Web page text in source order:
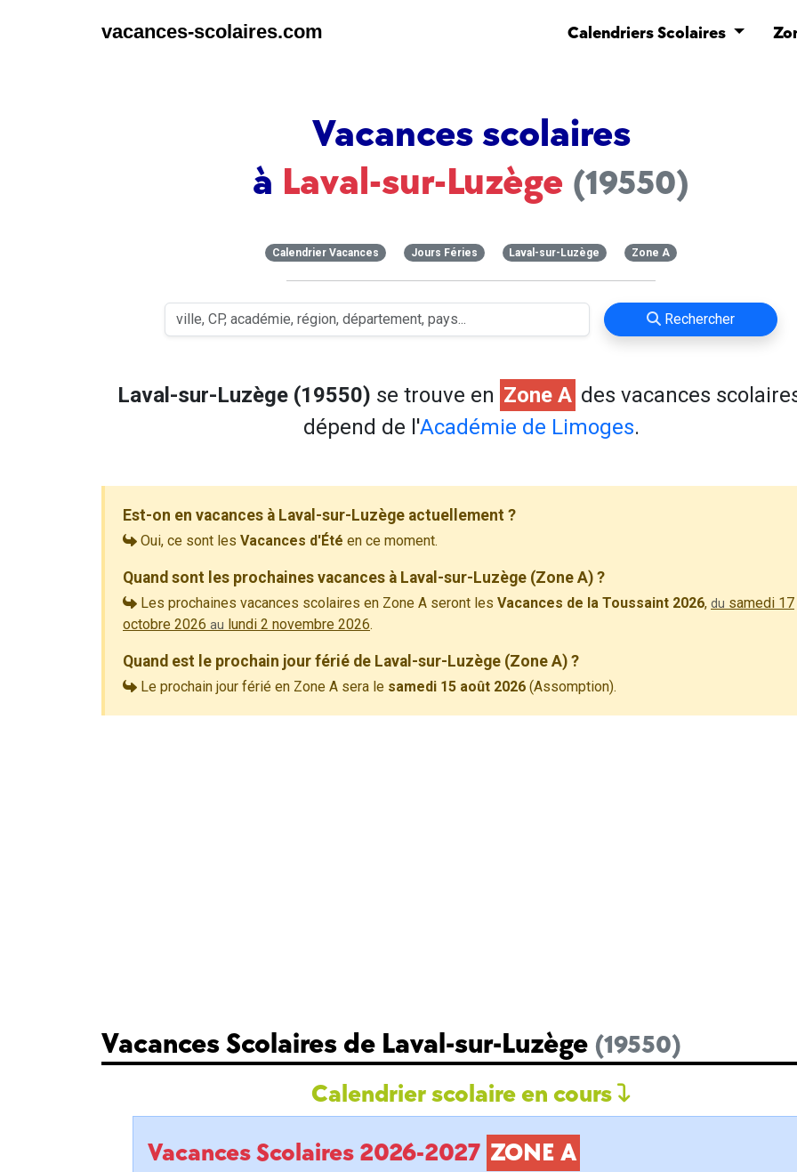
vacances-scolaires.com Calendriers Scolaires
Vacances scolaires
à Laval-sur-Luzège (19550)
Calendrier Vacances Jours Féries Laval-sur-Luzège Zone A
Rechercher
Laval-sur-Luzège (19550) se trouve en Zone A des vacances
dépend de l'Académie de Limoges.
Est-on en vacances à Laval-sur-Luzège actuellement ?
Oui, ce sont les Vacances d'Été en ce moment.
Quand sont les prochaines vacances à Laval-sur-Luzège (Zone A) ?
Les prochaines vacances scolaires en Zone A seront les Vacances de la Toussaint 2026, du samedi 17
octobre 2026 au lundi 2 novembre 2026.
Quand est le prochain jour férié de Laval-sur-Luzège (Zone A) ?
Le prochain jour férié en Zone A sera le samedi 15 août 2026 (Assomption).
Vacances Scolaires de Laval-sur-Luzège (19550)
Calendrier scolaire en cours
Vacances Scolaires 2026-2027 ZONE A